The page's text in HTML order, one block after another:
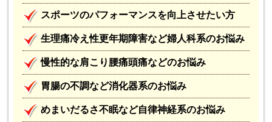
スポーツのパフォーマンスを向上させたい方
生理痛冷え性更年期障害など婦人科系のお悩み
慢性的な肩こり腰痛頭痛などのお悩み
胃腸の不調など消化器系のお悩み
めまいだるさ不眠など自律神経系のお悩み